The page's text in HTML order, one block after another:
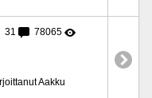
31 78065
Aakku